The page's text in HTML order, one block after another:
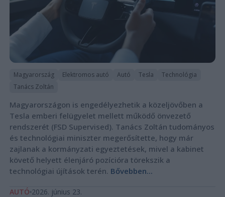
Magyarország Elektromos autó Autó Tesla
Technológia
Tanács Zoltán
Magyarországon is engedélyezhetik a közeljövőben a
Tesla emberi felügyelet mellett működő önvezető
rendszerét (FSD Supervised). Tanács Zoltán tudományos
és technológiai miniszter megerősítette, hogy már
zajlanak a kormányzati egyeztetések, mivel a kabinet
követő helyett élenjáró pozícióra törekszik a
technológiai újítások terén. Bővebben...
AUTÓ 2026. június 23.